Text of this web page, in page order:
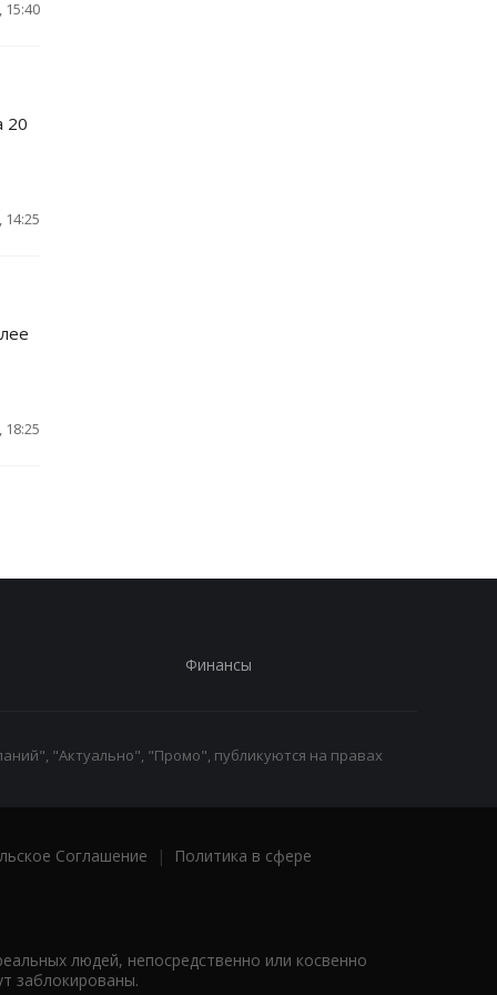
15:40
20
14:25
18:25
Финансы
"Актуально", "Промо", публикуются на правах
Соглашение |
Политика в сфере
людей, непосредственно или косвенно
заблокированы.